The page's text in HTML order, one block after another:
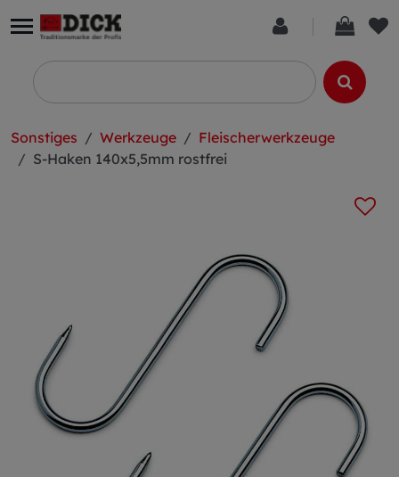
Sonstiges Werkzeuge
Fleischerwerkzeuge
S-Haken 140x5,5mm rostfrei